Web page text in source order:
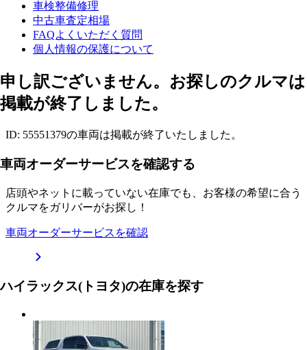
車検整備修理
中古車査定相場
FAQよくいただく質問
個人情報の保護について
申し訳ございません。お探しのクルマは
掲載が終了しました。
ID: 55551379の車両は掲載が終了いたしました。
車両オーダーサービスを確認する
店頭やネットに載っていない在庫でも、お客様の希望に合う
クルマをガリバーがお探し！
車両オーダーサービスを確認
ハイラックス(トヨタ)の在庫を探す